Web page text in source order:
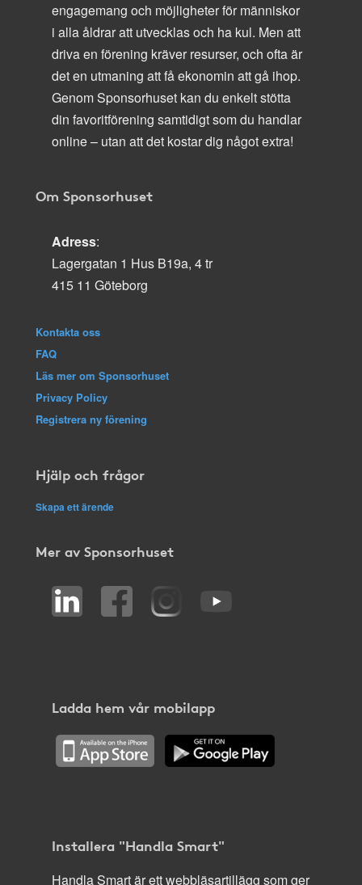
engagemang och möjligheter för människor
i alla åldrar att utvecklas och ha kul. Men att
driva en förening kräver resurser, och ofta är
det en utmaning att få ekonomin att gå ihop.
Genom Sponsorhuset kan du enkelt stötta
din favoritförening samtidigt som du handlar
online – utan att det kostar dig något extra!
Om Sponsorhuset
Adress:
Lagergatan 1 Hus B19a, 4 tr
415 11 Göteborg
Kontakta oss
FAQ
Läs mer om Sponsorhuset
Privacy Policy
Registrera ny förening
Hjälp och frågor
Skapa ett ärende
Mer av Sponsorhuset
Ladda hem vår mobilapp
Installera "Handla Smart"
Handla Smart är ett webbläsartillägg som ger